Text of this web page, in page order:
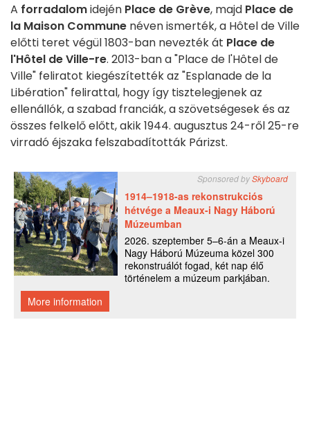
A forradalomidején Place de Grève, majd Place de
la Maison Commune néven ismerték, a Hôtel de Ville
előtti teret végül 1803-ban nevezték át Place de
l'Hôtel de Ville-re. 2013-ban a "Place de l'Hôtel de
Ville" feliratot kiegészítették az "Esplanade de la
Libération" felirattal, hogy így tisztelegjenek az
ellenállók, a szabad franciák, a szövetségesek és az
összes felkelő előtt, akik 1944. augusztus 24-ről 25-re
virradó éjszaka felszabadították Párizst.